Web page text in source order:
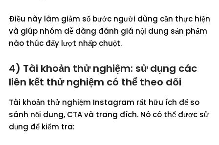
Điều này làm giảm số bước người dùng cần thực hiện
và giúp nhóm dễ dàng đánh giá nội dung sản phẩm
nào thúc đẩy lượt nhấp chuột.
4) Tài khoản thử nghiệm: sử dụng các
liên kết thử nghiệm có thể theo dõi
Tài khoản thử nghiệm Instagram rất hữu ích để so
sánh nội dung, CTA và trang đích. Nó có thể được sử
dụng để kiểm tra: